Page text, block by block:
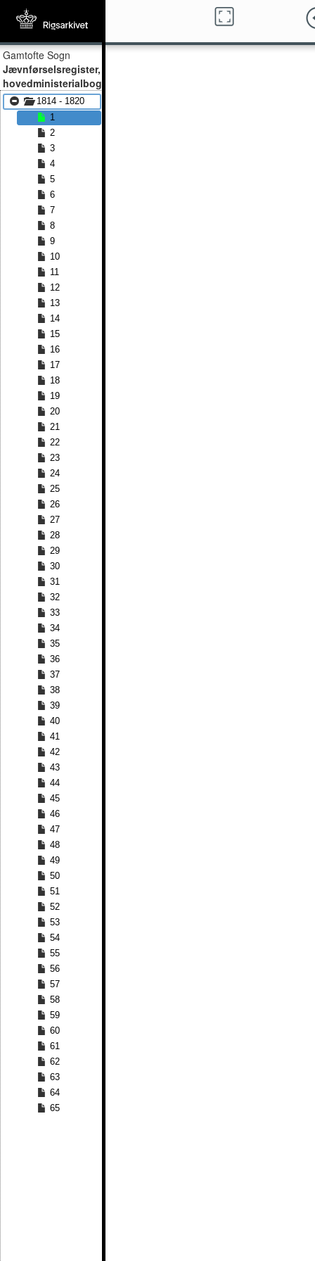
Gamtofte Sogn
Jævnførselsregister,
hovedministerialbog
1814 - 1820
1
2
3
4
5
6
7
8
9
10
11
12
13
14
15
16
17
18
19
20
21
22
23
24
25
26
27
28
29
30
31
32
33
34
35
36
37
38
39
40
41
42
43
44
45
46
47
48
49
50
51
52
53
54
55
56
57
58
59
60
61
62
63
64
65